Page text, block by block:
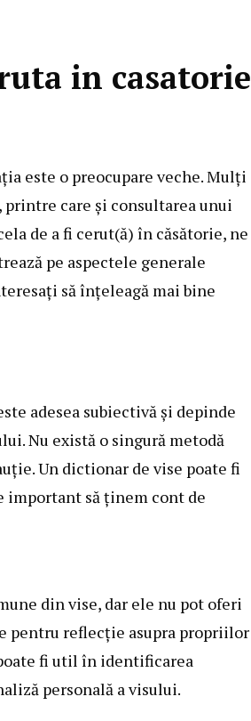
in casatorie
este o preocupare veche. Mulți
care și consultarea unui
de a fi cerut(ă) în căsătorie, ne
pe aspectele generale
să înțeleagă mai bine
adesea subiectivă și depinde
Nu există o singură metodă
Un dictionar de vise poate fi
important să ținem cont de
din vise, dar ele nu pot oferi
pentru reflecție asupra propriilor
fi util în identificarea
personală a visului.